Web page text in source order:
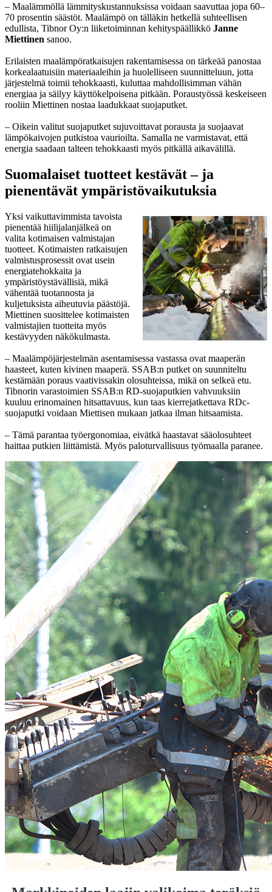
– Maalämmöllä lämmityskustannuksissa voidaan saavuttaa jopa 60–
70 prosentin säästöt. Maalämpö on tälläkin hetkellä suhteellisen
edullista, Tibnor Oy:n liiketoiminnan kehityspäällikkö Janne
Miettinen sanoo.
Erilaisten maalämpöratkaisujen rakentamisessa on tärkeää panostaa
korkealaatuisiin materiaaleihin ja huolelliseen suunnitteluun, jotta
järjestelmä toimii tehokkaasti, kuluttaa mahdollisimman vähän
energiaa ja säilyy käyttökelpoisena pitkään. Poraustyössä keskeiseen
rooliin Miettinen nostaa laadukkaat suojaputket.
– Oikein valitut suojaputket sujuvoittavat porausta ja suojaavat
lämpökaivojen putkistoa vaurioilta. Samalla ne varmistavat, että
energia saadaan talteen tehokkaasti myös pitkällä aikavälillä.
Suomalaiset tuotteet kestävät – ja
pienentävät ympäristövaikutuksia
Yksi vaikuttavimmista tavoista
pienentää hiilijalanjälkeä on
valita kotimaisen valmistajan
tuotteet. Kotimaisten ratkaisujen
valmistusprosessit ovat usein
energiatehokkaita ja
ympäristöystävällisiä, mikä
vähentää tuotannosta ja
kuljetuksista aiheutuvia päästöjä.
Miettinen suosittelee kotimaisten
valmistajien tuotteita myös
kestävyyden näkökulmasta.
– Maalämpöjärjestelmän asentamisessa vastassa ovat maaperän
haasteet, kuten kivinen maaperä. SSAB:n putket on suunniteltu
kestämään poraus vaativissakin olosuhteissa, mikä on selkeä etu.
Tibnorin varastoimien SSAB:n RD-suojaputkien vahvuuksiin
kuuluu erinomainen hitsattavuus, kun taas kierrejatkettava RDc-
suojaputki voidaan Miettisen mukaan jatkaa ilman hitsaamista.
– Tämä parantaa työergonomiaa, eivätkä haastavat sääolosuhteet
haittaa putkien liittämistä. Myös paloturvallisuus työmaalla paranee.